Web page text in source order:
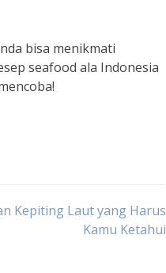
bisa menikmati
seafood ala Indonesia
Kepiting Laut yang Harus
Kamu Ketahui